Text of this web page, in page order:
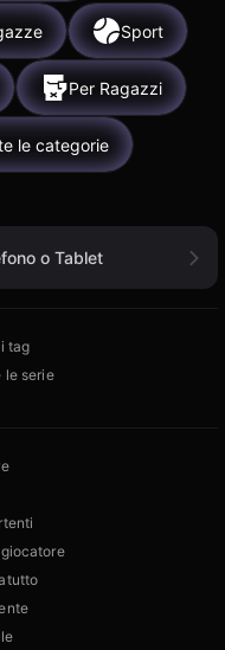
Sport
Per Ragazzi
le categorie
o Tablet
tag
le serie